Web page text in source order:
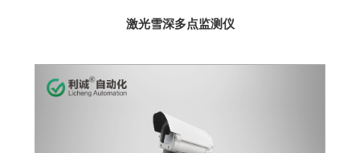
激光雪深多点监测仪